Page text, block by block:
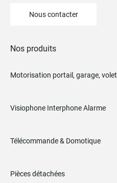
Nous contacter
Nos produits
Motorisation portail, garage, volet
Visiophone Interphone Alarme
Télécommande & Domotique
Pièces détachées